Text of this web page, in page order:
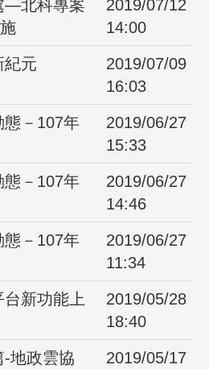
—北科專案
2019/07/12
14:00
紀元
2019/07/09
16:03
態－107年
2019/06/27
15:33
態－107年
2019/06/27
14:46
態－107年
2019/06/27
11:34
新功能上
2019/05/28
18:40
-地政雲協
2019/05/17